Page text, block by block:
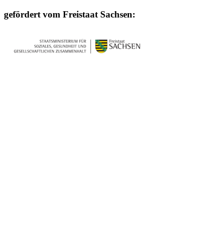
gefördert vom Freistaat Sachsen: